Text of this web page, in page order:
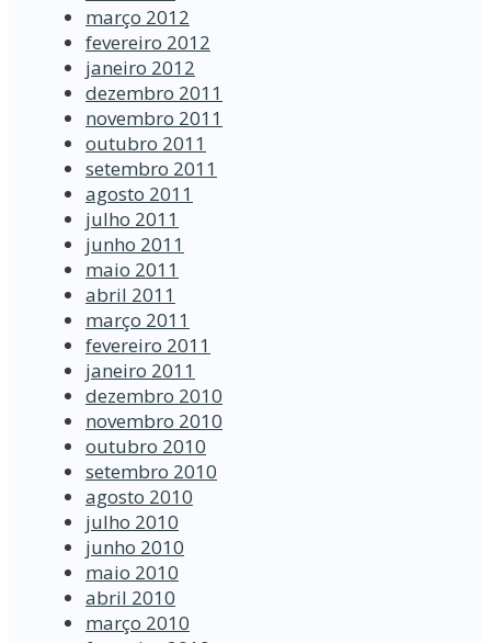
março 2012
fevereiro 2012
janeiro 2012
dezembro 2011
novembro 2011
outubro 2011
setembro 2011
agosto 2011
julho 2011
junho 2011
maio 2011
abril 2011
março 2011
fevereiro 2011
janeiro 2011
dezembro 2010
novembro 2010
outubro 2010
setembro 2010
agosto 2010
julho 2010
junho 2010
maio 2010
abril 2010
março 2010